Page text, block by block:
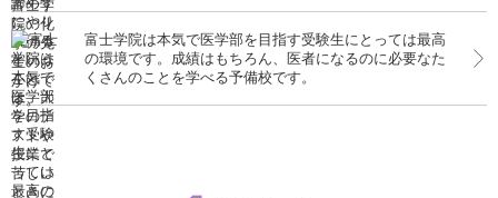
富士学院は本気で医学部を目指す受験生にとっては最高
の環境です。成績はもちろん、医者になるのに必要なた
くさんのことを学べる予備校です。